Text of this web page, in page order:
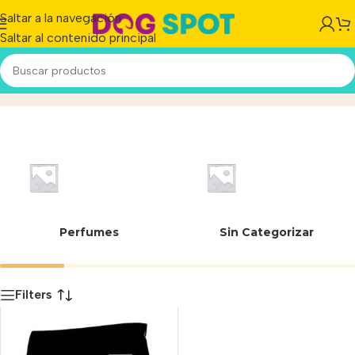
Saltar a la navegación
Saltar al contenido principal
7798088564103Inicio/Producto
Perfumes Sin Categorizar
Filters